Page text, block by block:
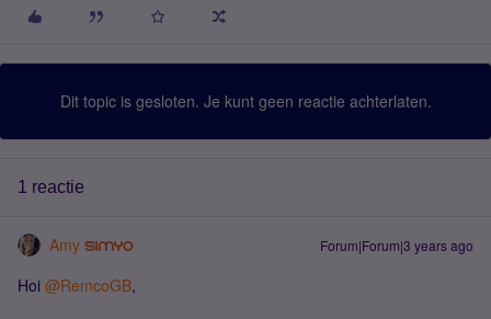
Dit topic is gesloten. Je kunt geen reactie achterlaten.
1 reactie
Amy Forum|Forum|3 years ago
Hoi @RemcoGB,